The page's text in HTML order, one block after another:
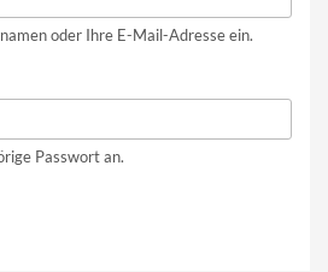
oder Ihre E-Mail-Adresse ein.
Passwort an.